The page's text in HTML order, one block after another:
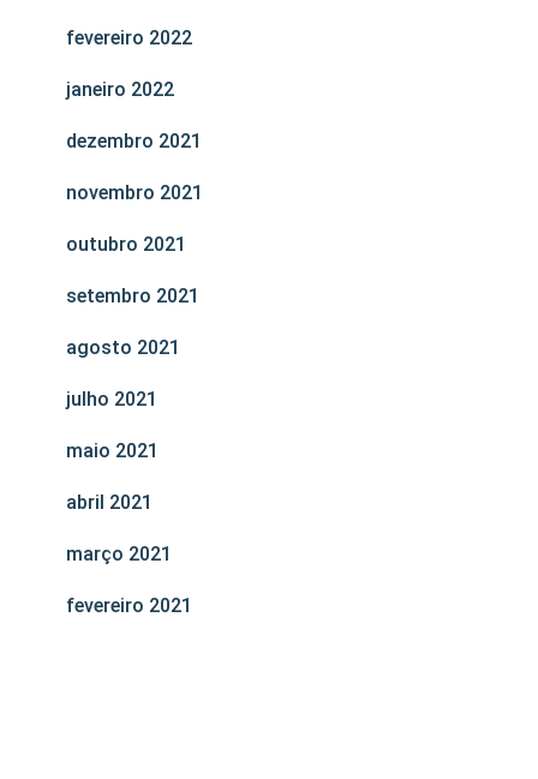
fevereiro 2022
janeiro 2022
dezembro 2021
novembro 2021
outubro 2021
setembro 2021
agosto 2021
julho 2021
maio 2021
abril 2021
março 2021
fevereiro 2021